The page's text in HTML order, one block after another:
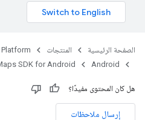
الصفحة الرئيسية المنتجات
Android
SDK for Android
هل كان المحتوى مفيدًا؟
إرسال ملاحظات